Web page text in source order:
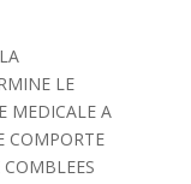
LE
MEDICALE A
COMPORTE